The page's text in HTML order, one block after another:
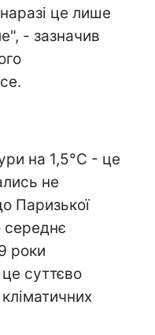
це лише
- зазначив
на 1,5°C - це
не
Паризької
середнє
роки
суттєво